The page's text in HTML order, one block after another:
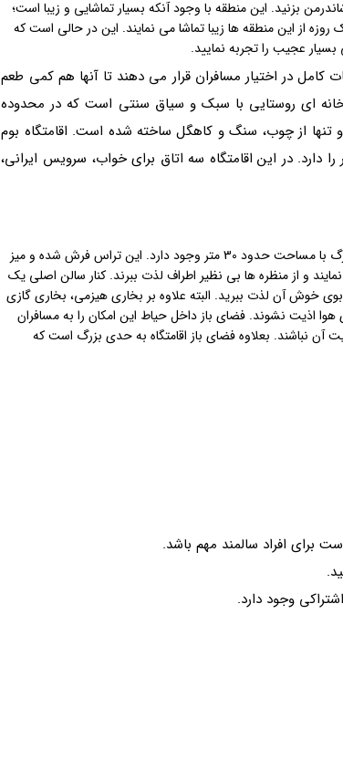
بزنید. این منطقه با وجود آنکه بسیار تماشایی و زیبا است؛
از این منطقه ها زیبا تماشا می نمایند. این در حالی است که
عجیب را تجربه نمایید.
کامل در اختیار مسافران قرار می دهند تا آنها هم کمی طعم
خانه ای روستایی با سبک و سیاق سنتی است که در محدوده
این اقامتگاه قدمتی بیش از 50 سال دارد و تنها از چوب، سنگ و کاهگل ساخته شده است. اقامتگاه بوم
دارای دو طبقه کاملا مجزا است و امکان اقامت 12 نفر را دارد. در این اقامتگاه سه اتاق برای خواب، سرویس ایرانی،
هم در طبقه اول و هم در طبقه دوم این ساختمان 120 متری، تراسی بسیار بزرگ با مساحت حدود 30 متر وجود دارد. این تراس فرش شده و میز
و از منظره ها بی نظیر اطراف لذت ببرند. کنار سالن اصلی یک
خوش آن لذت ببرید. البته علاوه بر بخاری هیزمی، بخاری گازی
هوا اذیت نشوند. فضای باز داخل حیاط این امکان را به مسافران
آن نباشند. بعلاوه فضای باز اقامتگاه به حدی بزرگ است که
برای افراد سالمند مهم باشد.
وجود دارد.